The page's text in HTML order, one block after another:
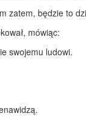
zatem, będzie to
mówiąc:
swojemu ludowi.